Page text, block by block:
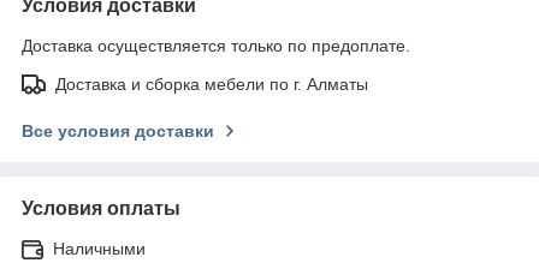
Условия доставки
Доставка осуществляется только по предоплате.
Доставка и сборка мебели по г. Алматы
Все условия доставки
Условия оплаты
Наличными